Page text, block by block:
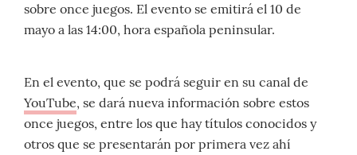
sobre once juegos. El evento se emitirá el 10 de
mayo a las 14:00, hora española peninsular.
En el evento, que se podrá seguir en su canal de
YouTube, se dará nueva información sobre estos
once juegos, entre los que hay títulos conocidos y
otros que se presentarán por primera vez ahí